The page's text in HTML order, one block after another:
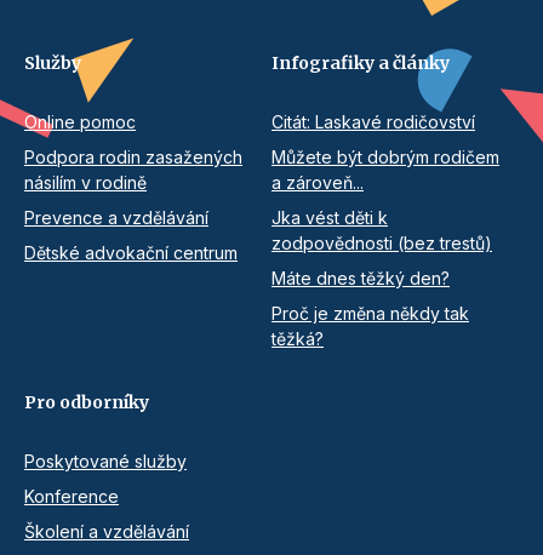
Služby
Online pomoc
Podpora rodin zasažených
násilím v rodině
Prevence a vzdělávání
Dětské advokační centrum
Infografiky a články
Citát: Laskavé rodičovství
Můžete být dobrým rodičem
a zároveň...
Jka vést děti k
zodpovědnosti (bez trestů)
Máte dnes těžký den?
Proč je změna někdy tak
těžká?
Pro odborníky
Poskytované služby
Konference
Školení a vzdělávání